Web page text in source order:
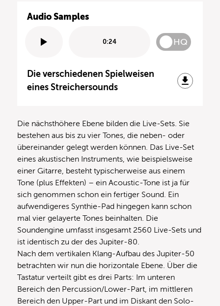
Audio Samples
0:24 HQ
Die verschiedenen Spielweisen
eines Streichersounds
Die nächsthöhere Ebene bilden die Live-Sets. Sie
bestehen aus bis zu vier Tones, die neben- oder
übereinander gelegt werden können. Das Live-Set
eines akustischen Instruments, wie beispielsweise
einer Gitarre, besteht typischerweise aus einem
Tone (plus Effekten) – ein Acoustic-Tone ist ja für
sich genommen schon ein fertiger Sound. Ein
aufwendigeres Synthie-Pad hingegen kann schon
mal vier gelayerte Tones beinhalten. Die
Soundengine umfasst insgesamt 2560 Live-Sets und
ist identisch zu der des Jupiter-80.
Nach dem vertikalen Klang-Aufbau des Jupiter-50
betrachten wir nun die horizontale Ebene. Über die
Tastatur verteilt gibt es drei Parts: Im unteren
Bereich den Percussion/Lower-Part, im mittleren
Bereich den Upper-Part und im Diskant den Solo-